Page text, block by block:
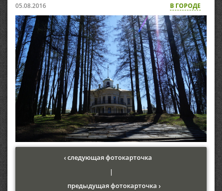
05.08.2016 В ГОРОДЕ
‹ следующая фотокарточка
|
предыдущая фотокарточка ›